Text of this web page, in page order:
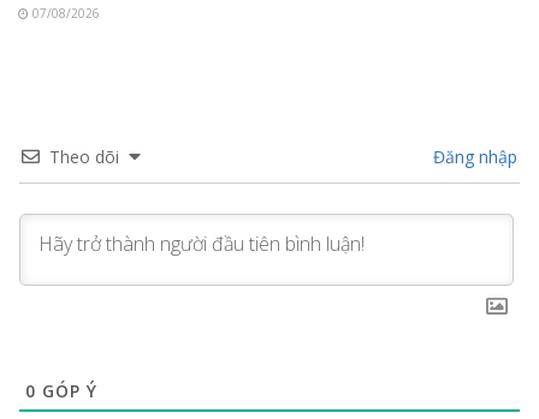
07/08/2026
Theo dõi Đăng nhập
0 GÓP Ý